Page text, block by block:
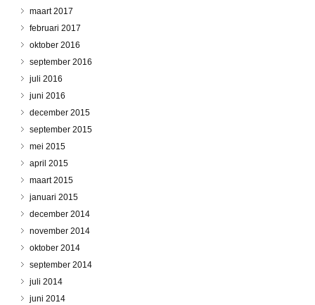
maart 2017
februari 2017
oktober 2016
september 2016
juli 2016
juni 2016
december 2015
september 2015
mei 2015
april 2015
maart 2015
januari 2015
december 2014
november 2014
oktober 2014
september 2014
juli 2014
juni 2014